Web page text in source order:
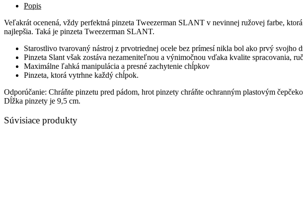
Popis
Veľakrát ocenená, vždy perfektná pinzeta Tweezerman SLANT v nevinnej ružovej farbe,
najlepšia. Taká je pinzeta Tweezerman SLANT.
Starostlivo tvarovaný nástroj z prvotriednej ocele bez prímesí nikla bol ako prvý svojho
Pinzeta Slant však zostáva nezameniteľnou a výnimočnou vďaka kvalite spracovania,
Maximálne ľahká manipulácia a presné zachytenie chĺpkov
Pinzeta, ktorá vytrhne každý chĺpok.
Odporúčanie: Chráňte pinzetu pred pádom, hrot pinzety chráňte ochranným plastovým
Dĺžka pinzety je 9,5 cm.
Súvisiace produkty